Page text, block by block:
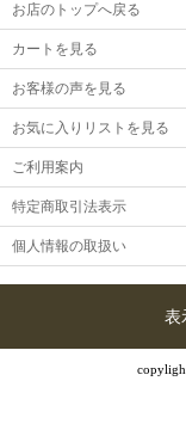
お店のトップへ戻る
カートを見る
お客様の声を見る
お気に入りリストを見る
ご利用案内
特定商取引法表示
個人情報の取扱い
表